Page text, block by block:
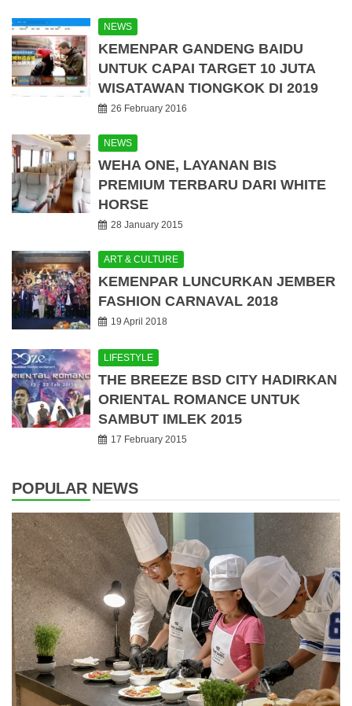
NEWS
KEMENPAR GANDENG BAIDU
UNTUK CAPAI TARGET 10 JUTA
WISATAWAN TIONGKOK DI 2019
26 February 2016
NEWS
WEHA ONE, LAYANAN BIS
PREMIUM TERBARU DARI WHITE
HORSE
28 January 2015
ART & CULTURE
KEMENPAR LUNCURKAN JEMBER
FASHION CARNAVAL 2018
19 April 2018
LIFESTYLE
THE BREEZE BSD CITY HADIRKAN
ORIENTAL ROMANCE UNTUK
SAMBUT IMLEK 2015
17 February 2015
POPULAR NEWS